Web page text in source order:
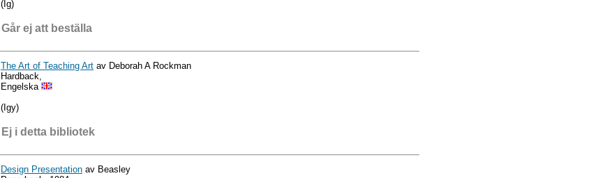
(Ig)
Går ej att beställa
The Art of Teaching Art av Deborah A Rockman
Hardback,
Engelska
(Igy)
Ej i detta bibliotek
Design Presentation av Beasley